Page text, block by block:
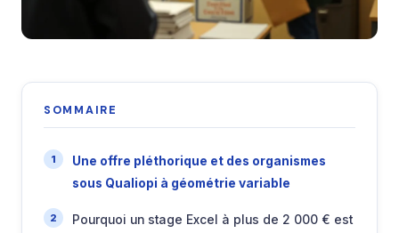
SOMMAIRE
Une offre pléthorique et des organismes
sous Qualiopi à géométrie variable
Pourquoi un stage Excel à plus de 2 000 € est